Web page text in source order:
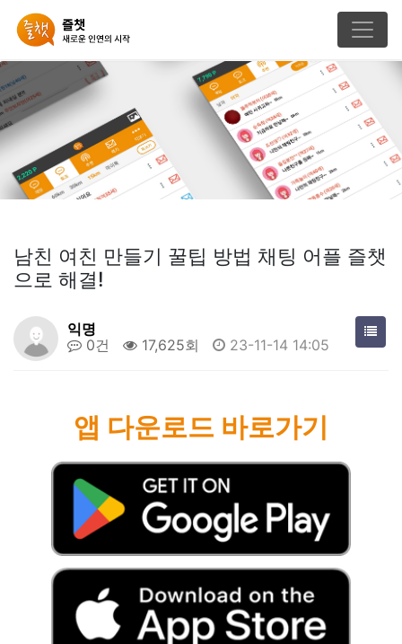
남친 여친 만들기 꿀팁 방법 채팅 어플 즐챗
으로 해결!
익명
0건
17,625회 23-11-14 14:05
앱 다운로드 바로가기